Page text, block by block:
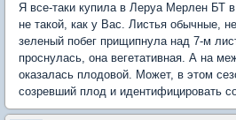
Я все-таки купила в Леруа Мерлен БТ в
не такой, как у Вас. Листья обычные,
зеленый побег прищипнула над 7-м
проснулась, она вегетативная. А на
оказалась плодовой. Может, в этом
созревший плод и идентифицировать